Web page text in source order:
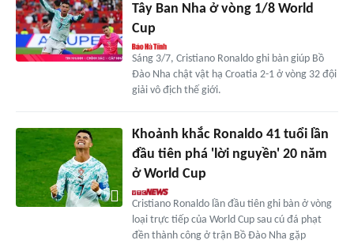
Tây Ban Nha ở vòng 1/8 World
Cup
Sáng 3/7, Cristiano Ronaldo ghi bàn giúp Bồ
Đào Nha chật vật hạ Croatia 2-1 ở vòng 32 đội
giải vô địch thế giới.
Khoảnh khắc Ronaldo 41 tuổi lần
đầu tiên phá 'lời nguyền' 20 năm
ở World Cup
Cristiano Ronaldo lần đầu tiên ghi bàn ở vòng
loại trực tiếp của World Cup sau cú đá phạt
đền thành công ở trận Bồ Đào Nha gặp